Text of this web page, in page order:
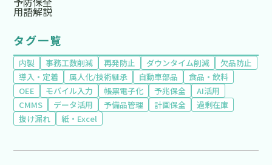
用語解説
タグ一覧
内製 事務工数削減 再発防止 ダウンタイム削減
欠品防止
導入・定着
属人化/技術継承 自動車部品
食品・飲料
OEE
モバイル入力 帳票電子化 予兆保全
AI活用
CMMS
データ活用 予備品管理 計画保全
過剰在庫
抜け漏れ
紙・Excel